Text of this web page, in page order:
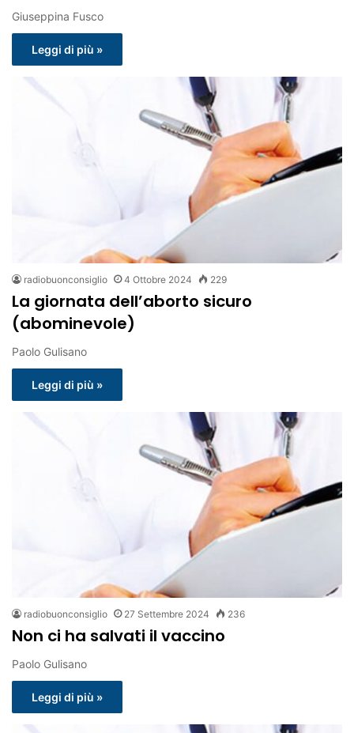
Giuseppina Fusco
Leggi di più »
radiobuonconsiglio 4 Ottobre 2024 229
La giornata dell’aborto sicuro
(abominevole)
Paolo Gulisano
Leggi di più »
radiobuonconsiglio 27 Settembre 2024 236
Non ci ha salvati il vaccino
Paolo Gulisano
Leggi di più »